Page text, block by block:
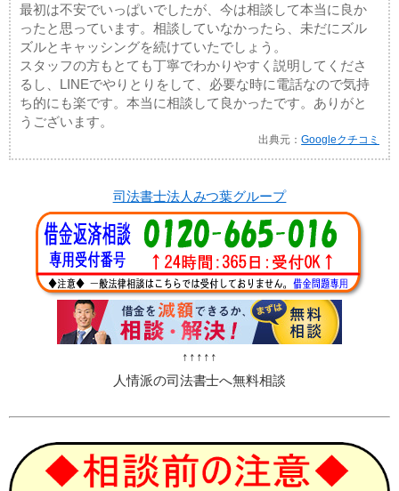
最初は不安でいっぱいでしたが、今は相談して本当に良か
ったと思っています。相談していなかったら、未だにズル
ズルとキャッシングを続けていたでしょう。
スタッフの方もとても丁寧でわかりやすく説明してくださ
るし、LINEでやりとりをして、必要な時に電話なので気持
ち的にも楽です。本当に相談して良かったです。ありがと
うございます。
出典元：Googleクチコミ
司法書士法人みつ葉グループ
↑↑↑↑↑
人情派の司法書士へ無料相談